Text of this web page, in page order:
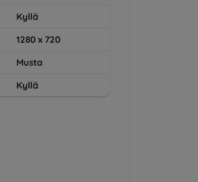
Kyllä
1280 x 720
Musta
Kyllä